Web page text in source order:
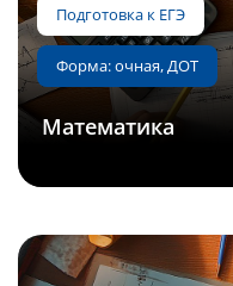
Подготовка к ЕГЭ
Математика